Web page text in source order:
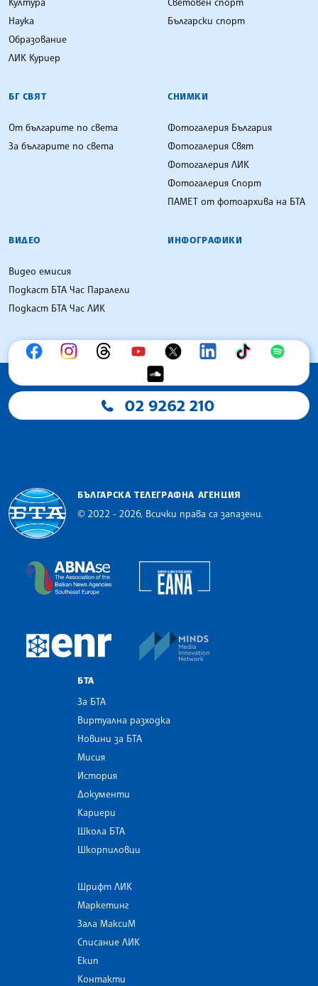
Наука
Образование
ЛИК Куриер
Български спорт
БГ СВЯТ
От българите по света
За българите по света
СНИМКИ
Фотогалерия България
Фотогалерия Свят
Фотогалерия ЛИК
Фотогалерия Спорт
ПАМЕТ от фотоархива на БТА
ВИДЕО
Видео емисия
Подкаст БТА Час Паралели
Подкаст БТА Час ЛИК
ИНФОГРАФИКИ
02 9262 210
БЪЛГАРСКА ТЕЛЕГРАФНА АГЕНЦИЯ
© 2022 - 2026, Всички права са запазени.
The Assocoation of the Balkan News Agencies
European Newsroom
БТА
За БТА
Виртуална разходка
Новини за БТА
Мисия
История
Документи
Кариери
Школа БТА
Шкорпиловци
Шрифт ЛИК
Маркетинг
Зала МаксиМ
Списание ЛИК
Екип
Контакти